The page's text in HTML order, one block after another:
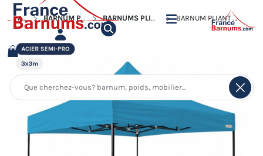
ACCUEIL BARNUM PLIANT - TONNELLE ACIER SEMI PRO BARNUMS PLIANTS - TONNELLES ACIER SEMI PRO 3MX3M BARNUM PLIANT - TONNELLE ACIER SEMI PRO 3MX3M BLEU AZUR